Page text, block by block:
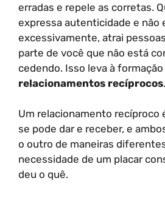
erradas e repele as corretas.
expressa autenticidade e não
excessivamente, atrai
parte de você que não está
cedendo. Isso leva à formação
relacionamentos recíprocos.
Um relacionamento recíproco
se pode dar e receber, e
o outro de maneiras
necessidade de um placar
deu o quê.